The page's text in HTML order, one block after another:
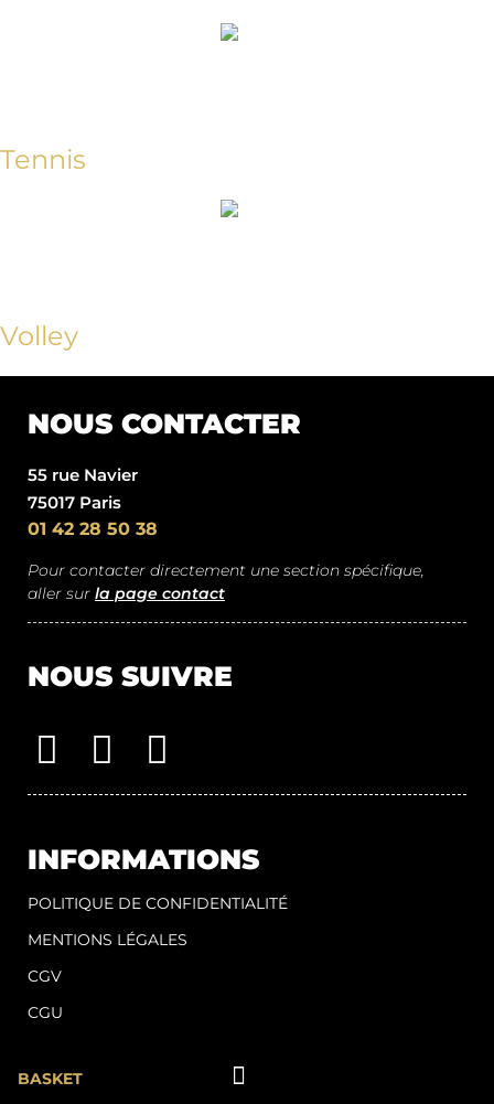
Tennis
Volley
NOUS CONTACTER
55 rue Navier
75017 Paris
01 42 28 50 38
Pour contacter directement une section spécifique,
aller sur la page contact
NOUS SUIVRE
INFORMATIONS
POLITIQUE DE CONFIDENTIALITÉ
MENTIONS LÉGALES
CGV
CGU
BASKET